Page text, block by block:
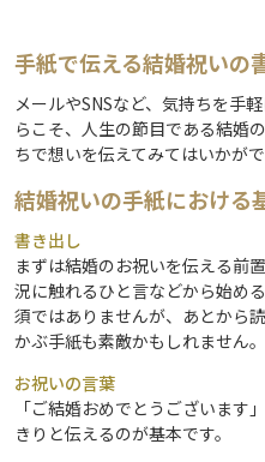
手紙で伝える結婚祝いの
メールやSNSなど、気持ちを手
らこそ、人生の節目である結婚
ちで想いを伝えてみてはいかがで
結婚祝いの手紙における
書き出し
まずは結婚のお祝いを伝える前
況に触れるひと言などから始め
須ではありませんが、あとから
かぶ手紙も素敵かもしれません。
お祝いの言葉
「ご結婚おめでとうございます
きりと伝えるのが基本です。